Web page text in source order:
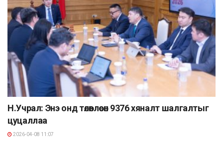
Н.Учрал: Энэ онд төлөвлөсөн 9376 хяналт шалгалтыг
цуцаллаа
2026-04-08 11:07